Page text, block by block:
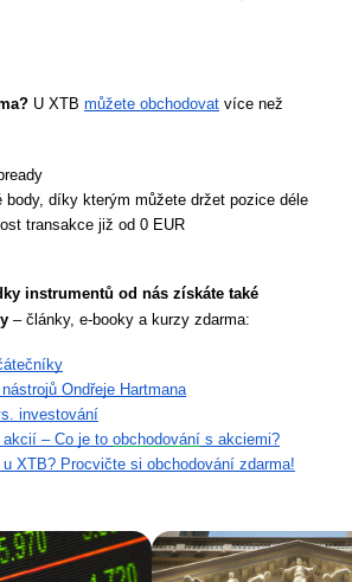
U XTB můžete obchodovat více než
body, díky kterým můžete držet pozice déle
transakce již od 0 EUR
instrumentů od nás získáte také
– články, e-booky a kurzy zdarma:
Ondřeje Hartmana
investování
akcií – Co je to obchodování s akciemi?
XTB? Procvičte si obchodování zdarma!